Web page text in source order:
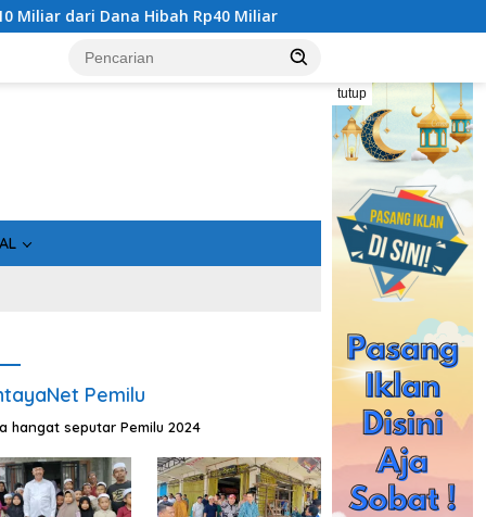
Hibah Rp40 Miliar Gandeng Bidan Sean, SMSI
tutup
Pemilu
hangat seputar Pemilu 2024